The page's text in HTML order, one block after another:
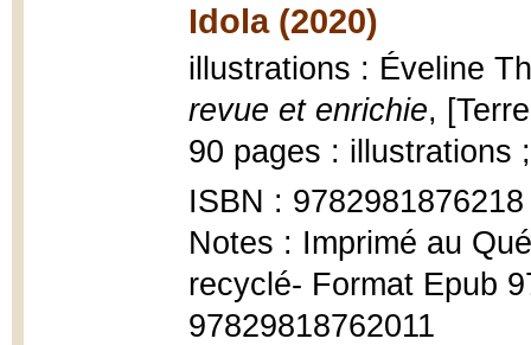
Idola (2020)
illustrations : Éveline
revue et enrichie,
90 pages : illustrations
ISBN : 9782981876218
Notes : Imprimé au
recyclé- Format Epub
97829818762011